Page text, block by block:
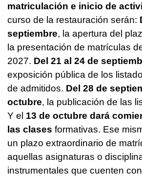
matriculación e inicio de
curso de la restauración serán:
septiembre, la apertura del
la presentación de matrículas
2027. Del 21 al 24 de
exposición pública de los
de admitidos. Del 28 de
octubre, la publicación de las
Y el 13 de octubre dará
las clases formativas. Ese
un plazo extraordinario de
aquellas asignaturas o
instrumentales que cuenten